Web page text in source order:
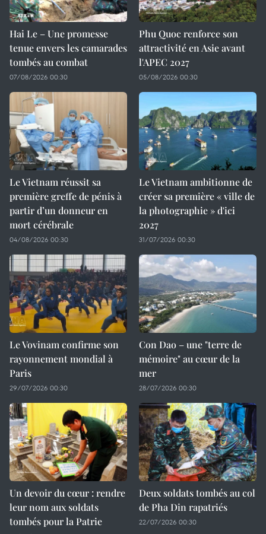
Hai Le – Une promesse
tenue envers les camarades
tombés au combat
07/08/2026 00:30
Phu Quoc renforce son
attractivité en Asie avant
l'APEC 2027
05/08/2026 00:30
Le Vietnam réussit sa
première greffe de pénis à
partir d’un donneur en
mort cérébrale
04/08/2026 00:30
Le Vietnam ambitionne de
créer sa première « ville de
la photographie » d'ici
2027
31/07/2026 00:30
Le Vovinam confirme son
rayonnement mondial à
Paris
29/07/2026 00:30
Con Dao – une "terre de
mémoire" au cœur de la
mer
28/07/2026 00:30
Un devoir du cœur : rendre
leur nom aux soldats
tombés pour la Patrie
Deux soldats tombés au col
de Pha Din rapatriés
22/07/2026 00:30